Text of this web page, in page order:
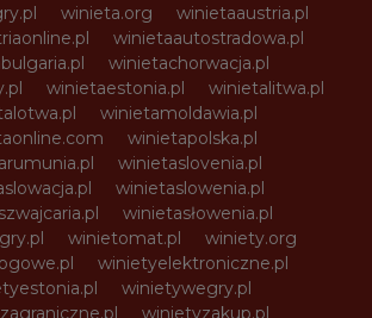
winieta.org
winietaaustria.pl
winietaautostradowa.pl
winietachorwacja.pl
winietaestonia.pl
winietalitwa.pl
winietamoldawia.pl
winietapolska.pl
winietaslovenia.pl
winietaslowenia.pl
winietasłowenia.pl
winietomat.pl
winiety.org
winietyelektroniczne.pl
winietywegry.pl
winietyzakup.pl